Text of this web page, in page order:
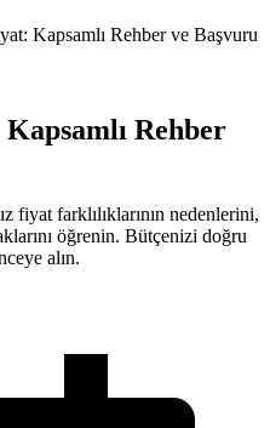
Kapsamlı Rehber ve Başvuru
Rehber
fiyat farklılıklarının nedenlerini,
öğrenin. Bütçenizi doğru
alın.